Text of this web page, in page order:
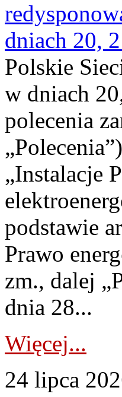
dniach 20,
Polskie
w dniach
polecenia
„Instalacje
podstawie
Prawo
zm., dalej
dnia 28...
Więcej...
24 lipca